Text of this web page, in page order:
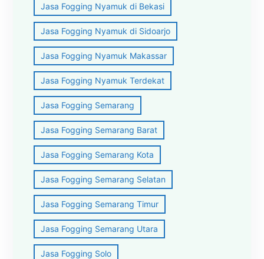
Jasa Fogging Nyamuk di Bekasi
Jasa Fogging Nyamuk di Sidoarjo
Jasa Fogging Nyamuk Makassar
Jasa Fogging Nyamuk Terdekat
Jasa Fogging Semarang
Jasa Fogging Semarang Barat
Jasa Fogging Semarang Kota
Jasa Fogging Semarang Selatan
Jasa Fogging Semarang Timur
Jasa Fogging Semarang Utara
Jasa Fogging Solo